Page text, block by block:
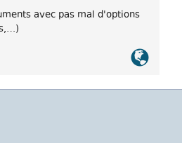
avec pas mal d'options
Lien